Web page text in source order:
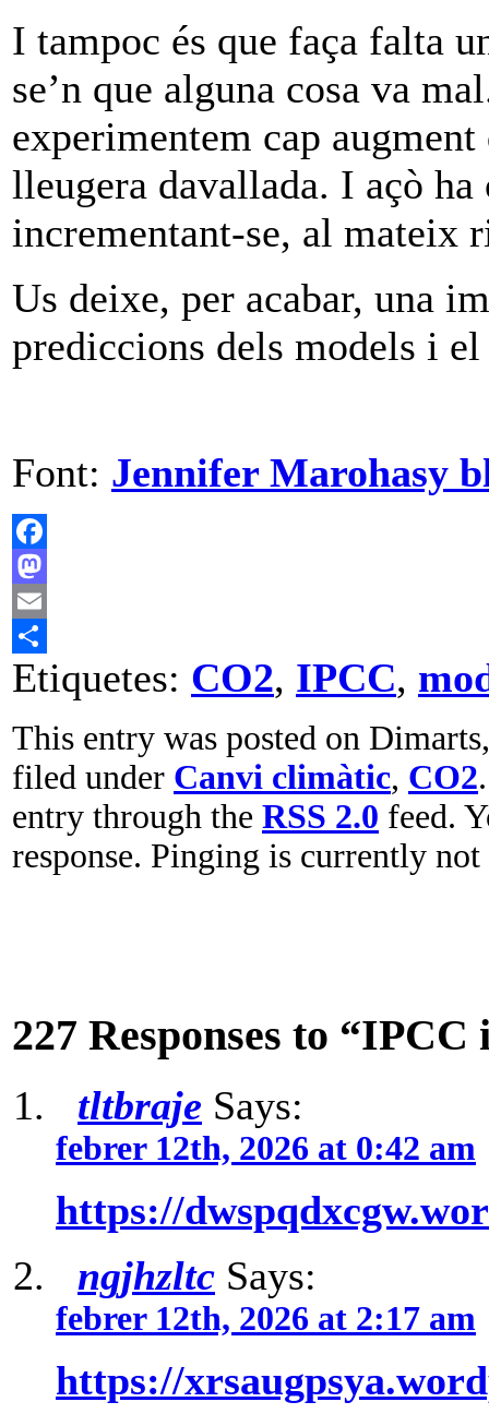
I tampoc és que faça falta
se’n que alguna cosa va
experimentem cap
lleugera davallada. I açò
incrementant-se, al mateix
Us deixe, per acabar, una
prediccions dels models i
Font: Jennifer Marohasy
Facebook
Mastodon
Email
Comparteix
Etiquetes: CO2, IPCC,
This entry was posted on
filed under Canvi climàtic, CO2
entry through the RSS 2.0 feed.
response. Pinging is currently
227 Responses to “IPCC
tltbraje Says:
febrer 12th, 2026 at 0:42 am
https://
ngjhzltc Says:
febrer 12th, 2026 at 2:17 am
https://